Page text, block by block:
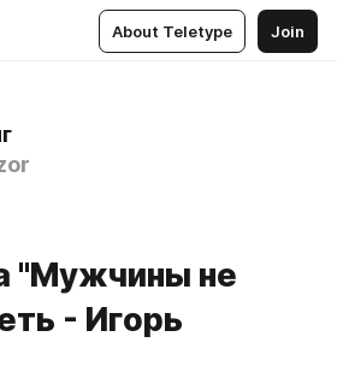
About Teletype Join
"Мужчины не
- Игорь